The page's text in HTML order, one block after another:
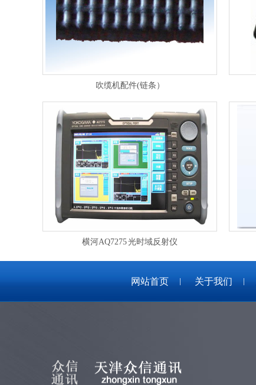
吹缆机配件(链条）
横河AQ7275 光时域反射仪
网站首页 关于我们